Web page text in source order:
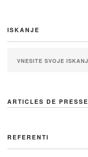
ISKANJE
ARTICLES DE PRESSE
REFERENTI